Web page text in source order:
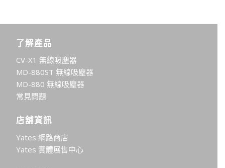
了解產品
CV-X1 無線吸塵器
MD-880ST 無線吸塵器
MD-880 無線吸塵器
常見問題
店舖資訊
Yates 網路商店
Yates 實體展售中心